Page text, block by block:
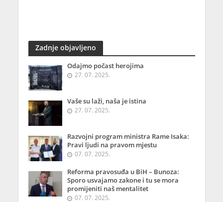
Zadnje objavljeno
Odajmo počast herojima
27. 07. 2025.
Vaše su laži, naša je istina
27. 07. 2025.
Razvojni program ministra Rame Isaka:
Pravi ljudi na pravom mjestu
07. 07. 2025.
Reforma pravosuđa u BiH – Bunoza:
Sporo usvajamo zakone i tu se mora
promijeniti naš mentalitet
07. 07. 2025.